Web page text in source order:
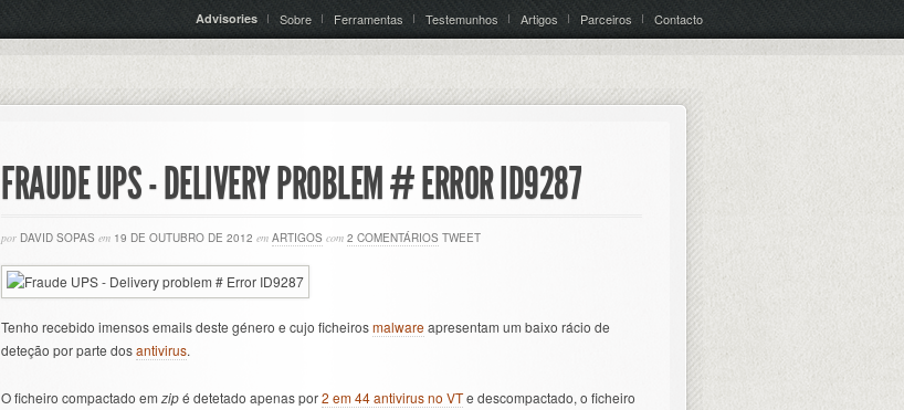
Advisories Sobre Ferramentas Testemunhos Artigos Parceiros Contacto
FRAUDE UPS - DELIVERY PROBLEM # ERROR ID9287
por DAVID SOPAS em 19 DE OUTUBRO DE 2012 em ARTIGOS com 2 COMENTÁRIOS TWEET
Tenho recebido imensos emails deste género e cujo ficheirosmalwareapresentam um baixo rácio de
deteção por parte dosantivirus.
O ficheiro compactado em zipé detetado apenas por2 em 44 antivirus no VTe descompactado, o ficheiro